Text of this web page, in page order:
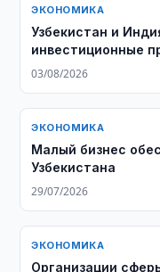
ЭКОНОМИКА
Узбекистан и
инвестиционные
03/08/2026
ЭКОНОМИКА
Малый бизнес
Узбекистана
29/07/2026
ЭКОНОМИКА
Организации